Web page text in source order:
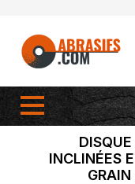
INCLINÉES